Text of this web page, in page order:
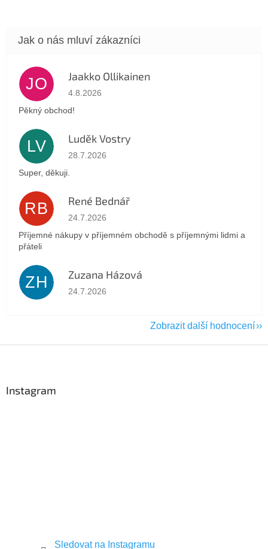
JO Jaakko Ollikainen
Hodnocení obchodu je 5 z 5 hvězdiček.
4.8.2026
Pěkný obchod!
LV Luděk Vostry
Hodnocení obchodu je 5 z 5 hvězdiček.
28.7.2026
Super, děkuji.
RB René Bednář
Hodnocení obchodu je 5 z 5 hvězdiček.
24.7.2026
Příjemné nákupy v příjemném obchodě s příjemnými lidmi a
přáteli
ZH Zuzana Házová
Hodnocení obchodu je 5 z 5 hvězdiček.
24.7.2026
Zobrazit další hodnocení
Instagram
Sledovat na Instagramu